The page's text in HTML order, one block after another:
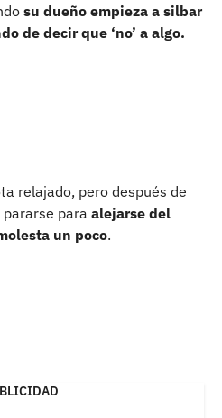
su dueño empieza a silbar
de decir que ‘no’ a algo.
relajado, pero después de
pararse para alejarse del
un poco.